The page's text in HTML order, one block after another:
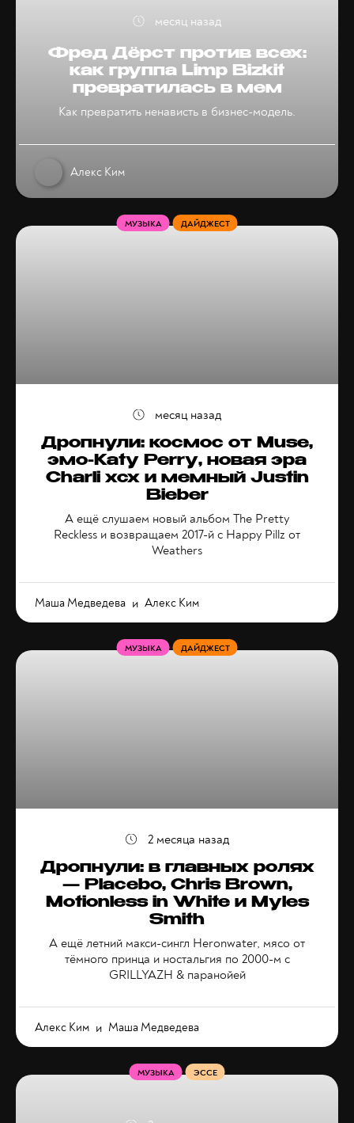
Фред Дёрст против всех:
как группа Limp Bizkit
превратилась в мем
Как превратить ненависть в бизнес-модель.
Алекс Ким
месяц назад
Дропнули: космос от Muse,
эмо-Katy Perry, новая эра
Charli xcx и мемный Justin
Bieber
А ещё слушаем новый альбом The Pretty
Reckless и возвращаем 2017-й с Happy Pillz от
Weathers
МУЗЫКА ДАЙДЖЕСТ
Маша Медведева и Алекс Ким
месяц назад
Дропнули: в главных ролях
— Placebo, Chris Brown,
Motionless in White и Myles
Smith
А ещё летний макси-сингл Heronwater, мясо от
тёмного принца и ностальгия по 2000-м с
GRILLYAZH & паранойей
МУЗЫКА ДАЙДЖЕСТ
Алекс Ким и Маша Медведева
2 месяца назад
МУЗЫКА ЭССЕ